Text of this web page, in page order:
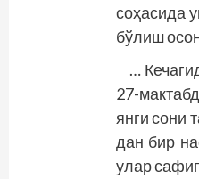
соҳасида
бўлиш
…
27-
янги сони
дан бир
улар